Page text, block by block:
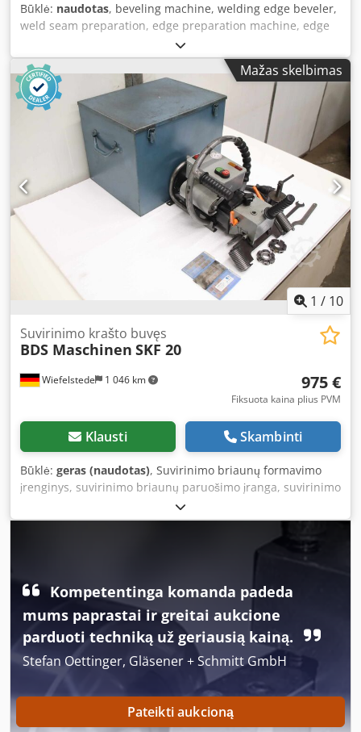
Būklė: naudotas, beveling machine, welding edge beveler,
weld seam preparation, edge preparation machine, edge
milling device, edge milling machine, portable milling
machine -with: rail system Csdsd Izt Rspfx Am Tjrf -12x
rails, length: 1210 mm each -bevel length: max. 30 mm -
max. material thickness: 40 mm -with: electric feed unit,
electronically adjustable -crate dimensions: 1170/780/H510
mm -weight: 320 kg
Mažas skelbimas
1 / 10
Wiefelstede 1 046 km
Suvirinimo krašto buvęs
BDS Maschinen SKF 20
975 €
Fiksuota kaina plius PVM
Klausti Skambinti
Būklė: geras (naudotas), Suvirinimo briaunų formavimo
įrenginys, suvirinimo briaunų paruošimo įranga, suvirinimo
briaunų formavimo mašina, briaunų frezavimo įrenginys,
briaunų frezavimo staklės, mobilios frezavimo staklės -
Gamintojas: BDS, suvirinimo briaunų formavimo/briaunų
frezavimo mašina su priedais - Tipas: SKF 20 Cjdpfx Amox
matmenys: 460/355/H355 mm - Bendras svoris: 33,2 kg
Kompetentinga komanda padeda
mums paprastai ir greitai aukcione
parduoti techniką už geriausią kainą.
Stefan Oettinger, Gläsener + Schmitt GmbH
Pateikti aukcioną